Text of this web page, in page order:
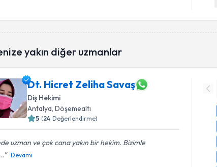
yakın diğer uzmanlar
Dt. Hicret Zeliha Savaş
Diş Hekimi
Antalya , Döşemealtı
5 (24 Değerlendirme)
uzman ve çok cana yakın bir hekim. Bizimle
Devamı